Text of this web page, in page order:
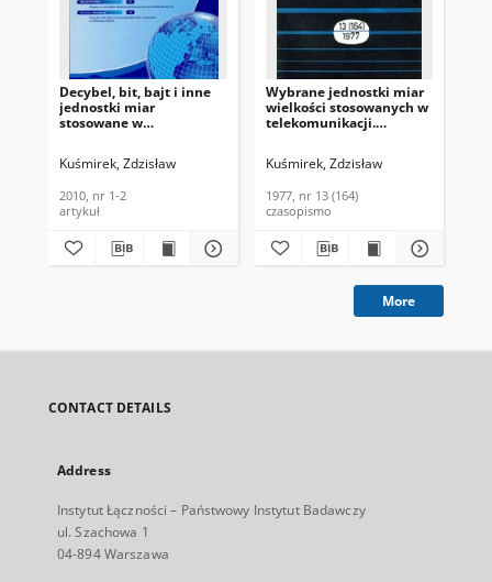
Decybel, bit, bajt i inne
jednostki miar
stosowane w
Techniki Informacyjne,
Kuśmirek, Zdzisław
2010, nr 1-2
artykuł
Wybrane jednostki miar
wielkości stosowanych w
telekomunikacji.
Kuśmirek, Zdzisław
1977, nr 13 (164)
czasopismo
More
CONTACT DETAILS
Address
Instytut Łączności – Państwowy Instytut Badawczy
ul. Szachowa 1
04-894 Warszawa